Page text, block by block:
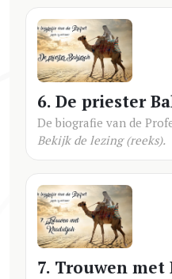
6. De priester
De biografie van de
Bekijk de lezing (reeks).
7. Trouwen